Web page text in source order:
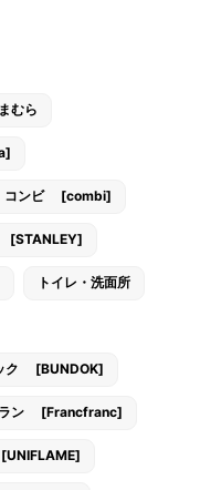
むら
コンビ [combi]
[STANLEY]
トイレ・洗面所
ク [BUNDOK]
ラン [Francfranc]